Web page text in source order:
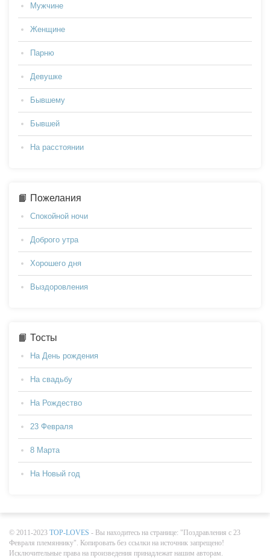
Мужчине
Женщине
Парню
Девушке
Бывшему
Бывшей
На расстоянии
📙 Пожелания
Спокойной ночи
Доброго утра
Хорошего дня
Выздоровления
📙 Тосты
На День рождения
На свадьбу
На Рождество
23 Февраля
8 Марта
На Новый год
© 2011-2023 TOP-LOVES - Вы находитесь на странице: "Поздравления с 23
Февраля племяннику". Копировать без ссылки на источник запрещено!
Исключительные права на произведения принадлежат нашим авторам.